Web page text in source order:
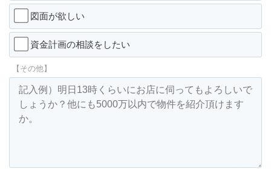
図面が欲しい
資金計画の相談をしたい
【その他】